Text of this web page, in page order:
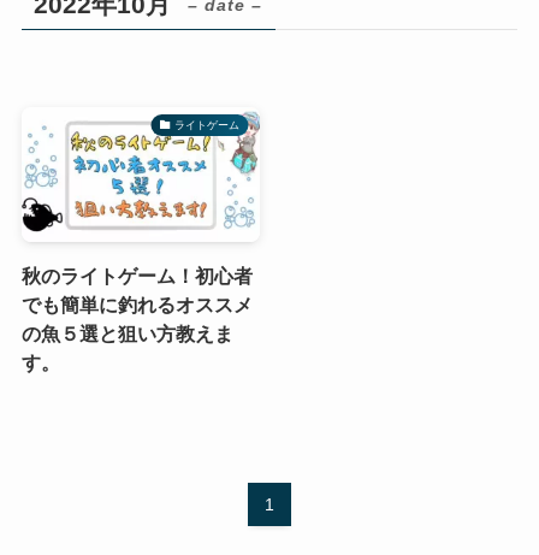
– date –
ライトゲーム
秋のライトゲーム！初心者
でも簡単に釣れるオススメ
の魚５選と狙い方教えま
す。
1